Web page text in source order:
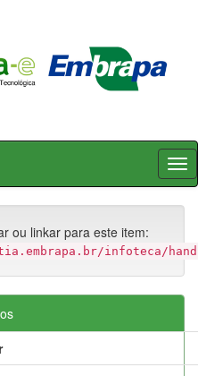
ou linkar para este item:
infoteca/